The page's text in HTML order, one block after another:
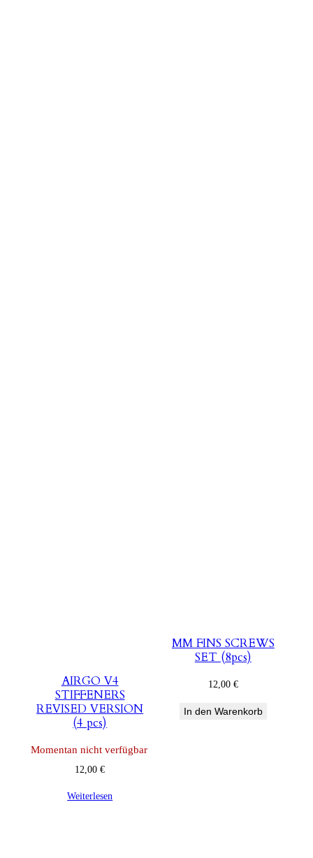
AIRGO V4
STIFFENERS
REVISED VERSION
(4 pcs)
Momentan nicht verfügbar
12,00€
Weiterlesen
MM FINS SCREWS
SET (8pcs)
12,00 €
In den Warenkorb